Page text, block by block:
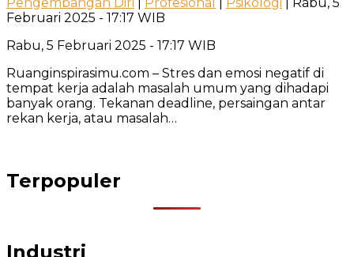
Februari 2025 - 17:17 WIB
Rabu, 5 Februari 2025 - 17:17 WIB
Ruanginspirasimu.com – Stres dan emosi negatif di
tempat kerja adalah masalah umum yang dihadapi
banyak orang. Tekanan deadline, persaingan antar
rekan kerja, atau masalah…
Terpopuler
Industri